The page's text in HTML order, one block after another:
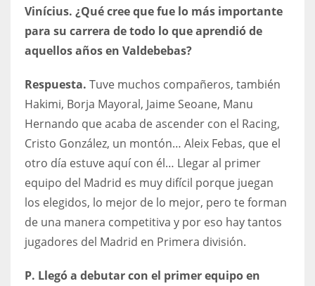
Vinícius. ¿Qué cree que fue lo más importante
para su carrera de todo lo que aprendió de
aquellos años en Valdebebas?
Respuesta. Tuve muchos compañeros, también
Hakimi, Borja Mayoral, Jaime Seoane, Manu
Hernando que acaba de ascender con el Racing,
Cristo González, un montón… Aleix Febas, que el
otro día estuve aquí con él… Llegar al primer
equipo del Madrid es muy difícil porque juegan
los elegidos, lo mejor de lo mejor, pero te forman
de una manera competitiva y por eso hay tantos
jugadores del Madrid en Primera división.
P. Llegó a debutar con el primer equipo en